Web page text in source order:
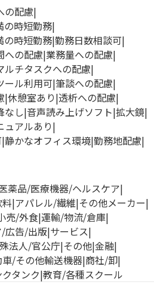
の配慮
の時短勤務
の時短勤務 勤務日数相談可
への配慮 業務量への配慮
ルチタスクへの配慮
ール利用可 筆談への配慮
休憩室あり 透析への配慮
なし 音声読み上げソフト 拡大鏡
ュアルあり
静かなオフィス環境 勤務地配慮
薬品/医療機器/ヘルスケア
アパレル/繊維 その他メーカー
売/外食 運輸/物流/倉庫
/広告/出版 サービス
法人/官公庁 その他 金融
車/その他輸送機器 商社/卸
タンク 教育/各種スクール